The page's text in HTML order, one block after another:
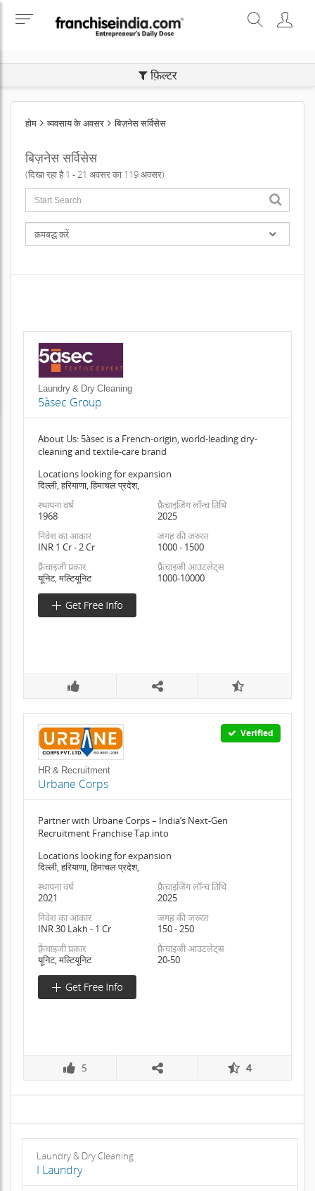
फ़िल्टर
होम व्यवसाय के अवसर बिज़नेस सर्विसेस
बिज़नेस सर्विसेस
(दिखा रहा है 1 - 21 अवसर का 119 अवसर)
Laundry & Dry Cleaning
5àsec Group
About Us: 5àsec is a French-origin, world-leading dry-
cleaning and textile-care brand
Locations looking for expansion
दिल्ली, हरियाणा, हिमाचल प्रदेश,
स्थापना वर्ष
1968
फ़्रैंचाइजिंग लॉन्च तिथि
2025
निवेश का आकार
INR 1 Cr - 2 Cr
जगह की जरुरत
1000 - 1500
फ़्रैंचाइजी प्रकार
यूनिट, मल्टियूनिट
फ़्रैंचाइजी आउटलेट्स
1000-10000
HR & Recruitment
Verified
Urbane Corps
Partner with Urbane Corps – India’s Next-Gen
Recruitment Franchise Tap into
Locations looking for expansion
दिल्ली, हरियाणा, हिमाचल प्रदेश,
स्थापना वर्ष
2021
फ़्रैंचाइजिंग लॉन्च तिथि
2025
निवेश का आकार
INR 30 Lakh - 1 Cr
जगह की जरुरत
150 - 250
फ़्रैंचाइजी प्रकार
यूनिट, मल्टियूनिट
फ़्रैंचाइजी आउटलेट्स
20-50
5 4
Laundry & Dry Cleaning
I Laundry